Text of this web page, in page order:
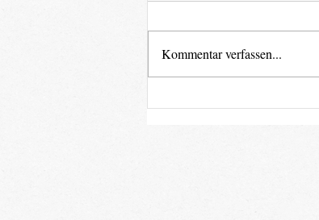
Kommentar verfassen...